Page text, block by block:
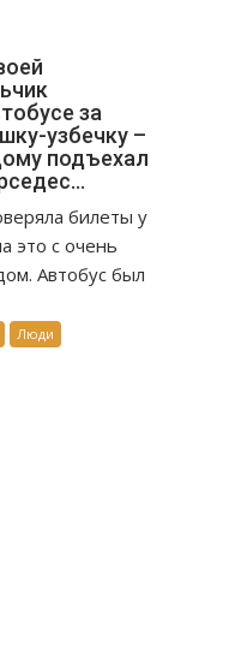
за
узбечку –
подъехал
билеты у
это с очень
Автобус был
Люди